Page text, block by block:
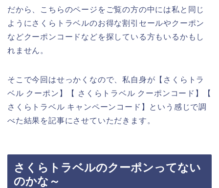
だから、こちらのページをご覧の方の中には私と同じ
ようにさくらトラベルのお得な割引セールやクーポン
などクーポンコードなどを探している方もいるかもし
れません。
そこで今回はせっかくなので、私自身が【さくらトラ
ベル クーポン】【 さくらトラベル クーポンコード】【
さくらトラベル キャンペーンコード】という感じで調
べた結果を記事にさせていただきます。
さくらトラベルのクーポンってない
のかな～